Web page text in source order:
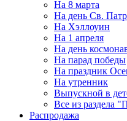
На 8 марта
На день Св.
На Хэллоуин
На 1 апреля
На день
На парад победы
На праздник
На утренник
Выпускной в
Все из раздела
Распродажа